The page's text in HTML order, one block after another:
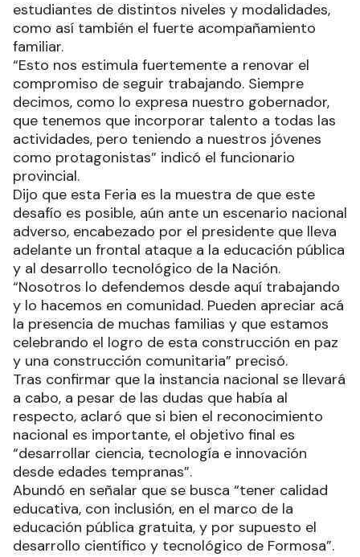
estudiantes de distintos niveles y modalidades,
como así también el fuerte acompañamiento
familiar.
“Esto nos estimula fuertemente a renovar el
compromiso de seguir trabajando. Siempre
decimos, como lo expresa nuestro gobernador,
que tenemos que incorporar talento a todas las
actividades, pero teniendo a nuestros jóvenes
como protagonistas” indicó el funcionario
provincial.
Dijo que esta Feria es la muestra de que este
desafío es posible, aún ante un escenario nacional
adverso, encabezado por el presidente que lleva
adelante un frontal ataque a la educación pública
y al desarrollo tecnológico de la Nación.
“Nosotros lo defendemos desde aquí trabajando
y lo hacemos en comunidad. Pueden apreciar acá
la presencia de muchas familias y que estamos
celebrando el logro de esta construcción en paz
y una construcción comunitaria” precisó.
Tras confirmar que la instancia nacional se llevará
a cabo, a pesar de las dudas que había al
respecto, aclaró que si bien el reconocimiento
nacional es importante, el objetivo final es
“desarrollar ciencia, tecnología e innovación
desde edades tempranas”.
Abundó en señalar que se busca “tener calidad
educativa, con inclusión, en el marco de la
educación pública gratuita, y por supuesto el
desarrollo científico y tecnológico de Formosa”.